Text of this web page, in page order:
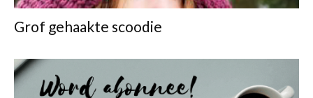
Grof gehaakte scoodie